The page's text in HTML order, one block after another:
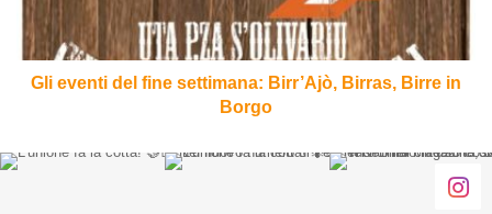
Birras,
Birre
in
Borgo
Gli eventi del fine settimana: Birr’Ajò, Birras, Birre in
Borgo